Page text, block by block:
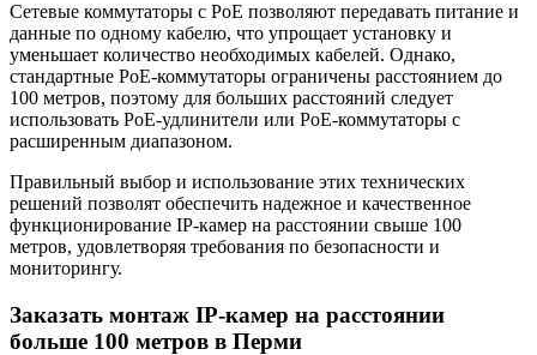
Сетевые коммутаторы с PoE позволяют передавать питание и
данные по одному кабелю, что упрощает установку и
уменьшает количество необходимых кабелей. Однако,
стандартные PoE-коммутаторы ограничены расстоянием до
100 метров, поэтому для больших расстояний следует
использовать PoE-удлинители или PoE-коммутаторы с
расширенным диапазоном.
Правильный выбор и использование этих технических
решений позволят обеспечить надежное и качественное
функционирование IP-камер на расстоянии свыше 100
метров, удовлетворяя требования по безопасности и
мониторингу.
Заказать монтаж IP-камер на расстоянии
больше 100 метров в Перми